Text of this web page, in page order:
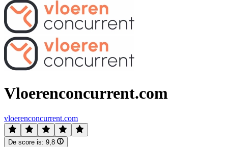
Vloerenconcurrent.com
vloerenconcurrent.com
De score is: 9,8